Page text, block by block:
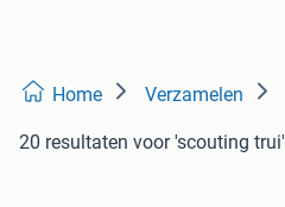
Home Verzamelen
20 resultaten voor 'scouting trui'